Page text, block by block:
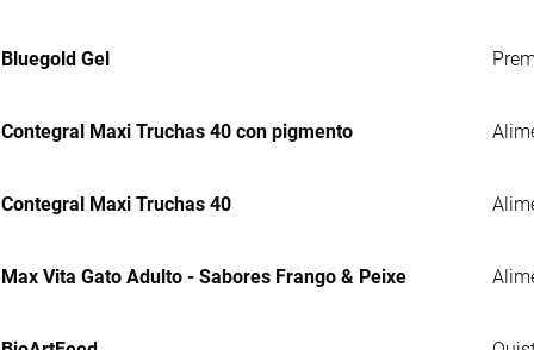
Bluegold Gel
Contegral Maxi Truchas 40 con pigmento
Contegral Maxi Truchas 40
Max Vita Gato Adulto - Sabores Frango & Peixe